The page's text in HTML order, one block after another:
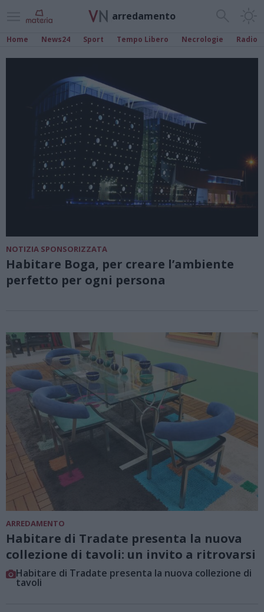
arredamento
Home News24 Sport Tempo Libero Necrologie Radio
NOTIZIA SPONSORIZZATA
Habitare Boga, per creare l’ambiente
perfetto per ogni persona
ARREDAMENTO
Habitare di Tradate presenta la nuova
collezione di tavoli: un invito a ritrovarsi
Habitare di Tradate presenta la nuova collezione di
tavoli